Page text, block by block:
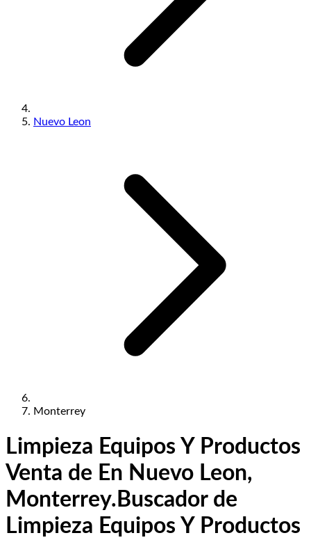
Nuevo Leon
Monterrey
Limpieza Equipos Y Productos
Venta de En Nuevo Leon,
Monterrey. Buscador de
Limpieza Equipos Y Productos